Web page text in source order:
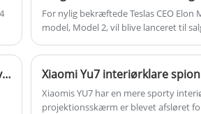
For nylig bekræftede Teslas CEO
model, Model 2, vil blive lanceret til
XPENG MONA M03 indvendige spionbilleder er her, med fokus på enkelhed, svarende til Tesla Model 3
Xiaomis YU7 har en mere sporty
projektionsskærm er blevet afsløret